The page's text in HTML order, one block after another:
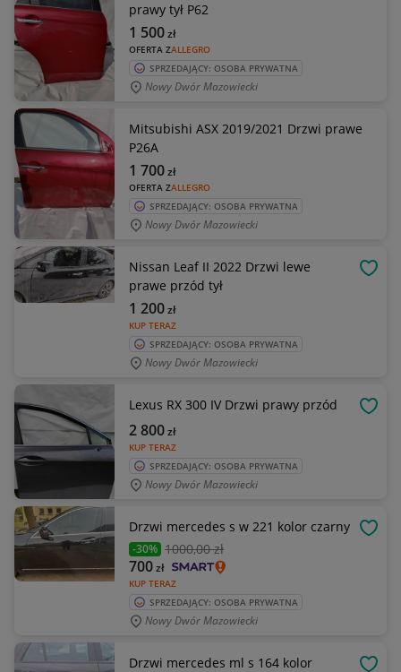
prawy tył P62
OFERTA ZALLEGRO
1 500zł
SPRZEDAJĄCY: OSOBA PRYWATNA
Nowy Dwór Mazowiecki
Mitsubishi ASX 2019/2021 Drzwi prawe
P26A
OFERTA ZALLEGRO
1 700zł
SPRZEDAJĄCY: OSOBA PRYWATNA
Nowy Dwór Mazowiecki
Nissan Leaf II 2022 Drzwi lewe
prawe przód tył
KUP TERAZ
1 200zł
SPRZEDAJĄCY: OSOBA PRYWATNA
Nowy Dwór Mazowiecki
Lexus RX 300 IV Drzwi prawy przód
KUP TERAZ
2 800zł
SPRZEDAJĄCY: OSOBA PRYWATNA
Nowy Dwór Mazowiecki
Drzwi mercedes s w 221 kolor czarny
-30% 1000,00 zł
KUP TERAZ
700zł
SPRZEDAJĄCY: OSOBA PRYWATNA
Nowy Dwór Mazowiecki
Drzwi mercedes ml s 164 kolor